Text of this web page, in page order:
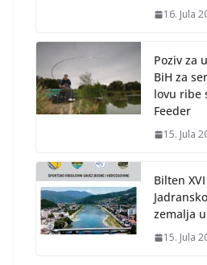
16. Jula
Poziv za
BiH za
lovu ribe
Feeder
15. Jula
Bilten
zemalja
15. Jula